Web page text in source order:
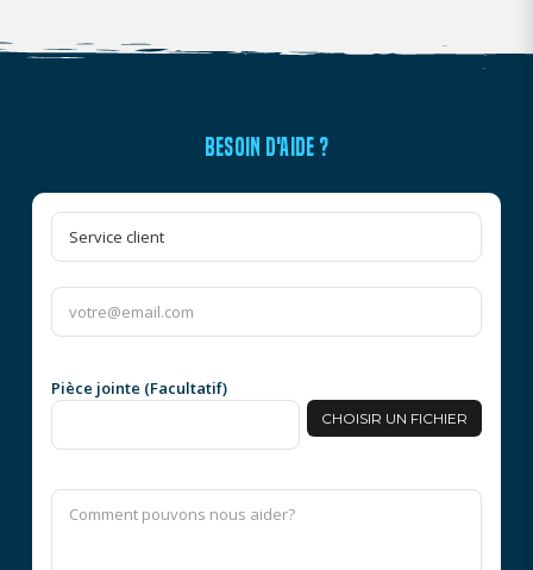
BESOIN D'AIDE ?
Pièce jointe (Facultatif)
CHOISIR UN FICHIER